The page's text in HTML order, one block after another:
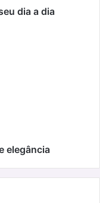
dia a dia
elegância